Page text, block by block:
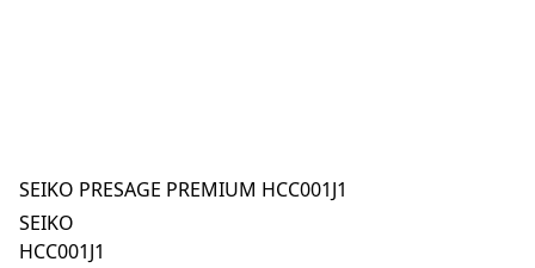
SEIKO PRESAGE PREMIUM HCC001J1
SEIKO
HCC001J1